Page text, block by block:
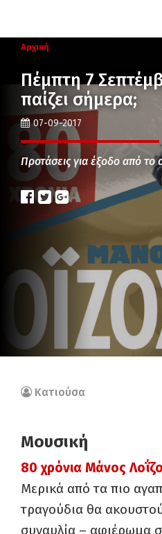
Αρχική
Πέμπτη 7
παίζει σήμερα;
07-09-2017
Προτάσεις για έξοδο από το
Κατιούσα
Μουσική
80 χρόνια Μάνος
Μερικά από τα πιο
τραγούδια θα
συναυλία – αφιέρωμα